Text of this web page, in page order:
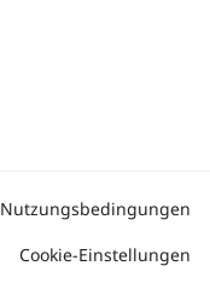
Nutzungsbedingungen
Cookie-Einstellungen